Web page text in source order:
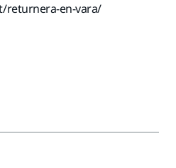
returnera-en-vara/